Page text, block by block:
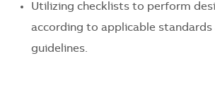
Utilizing checklists to perform
according to applicable standards
guidelines.